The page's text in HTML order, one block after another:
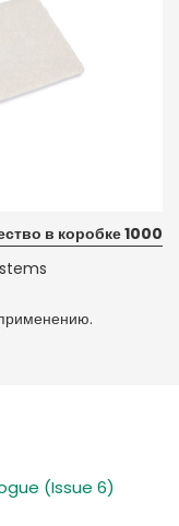
в коробке 1000
(Issue 6)